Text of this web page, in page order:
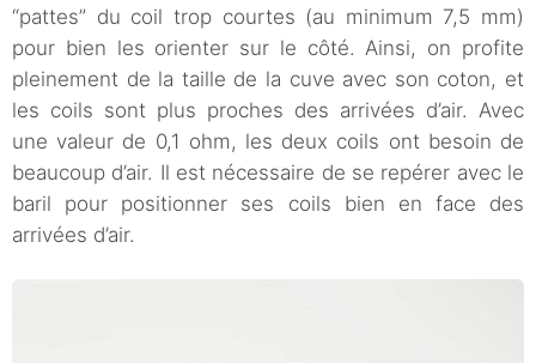
“pattes” du coil trop courtes (au minimum 7,5 mm)
pour bien les orienter sur le côté. Ainsi, on profite
pleinement de la taille de la cuve avec son coton, et
les coils sont plus proches des arrivées d’air. Avec
une valeur de 0,1 ohm, les deux coils ont besoin de
beaucoup d’air. Il est nécessaire de se repérer avec le
baril pour positionner ses coils bien en face des
arrivées d’air.